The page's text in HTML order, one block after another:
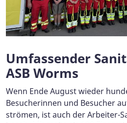
Umfassender
ASB Worms
Wenn Ende August wieder
Besucherinnen und Besucher
strömen, ist auch der Arbeiter-